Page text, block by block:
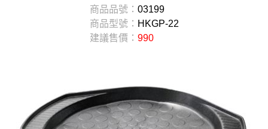
商品品號： 03199
商品型號： HKGP-22
建議售價： 990